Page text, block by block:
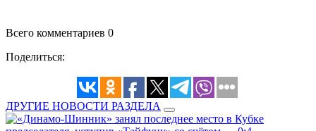
Всего комментариев 0
Поделиться:
ДРУГИЕ НОВОСТИ РАЗДЕЛА